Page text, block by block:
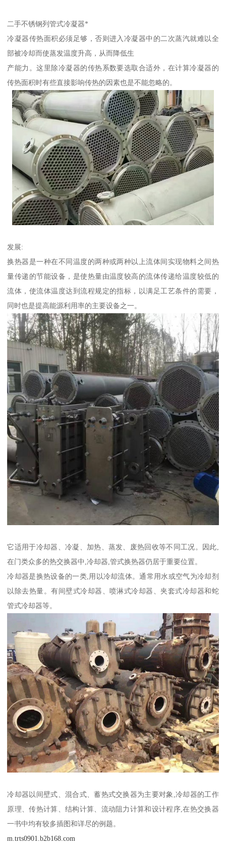
二手不锈钢列管式冷凝器*
冷凝器传热面积必须足够，否则进入冷凝器中的二次蒸汽就难以全
部被冷却而使蒸发温度升高，从而降低生
产能力。这里除冷凝器的传热系数要选取合适外，在计算冷凝器的
传热面积时有些直接影响传热的因素也是不能忽略的。
发展:
换热器是一种在不同温度的两种或两种以上流体间实现物料之间热
量传递的节能设备，是使热量由温度较高的流体传递给温度较低的
流体，使流体温度达到流程规定的指标，以满足工艺条件的需要，
同时也是提高能源利用率的主要设备之一。
它适用于冷却器、冷凝、加热、蒸发、废热回收等不同工况。因此,
在门类众多的热交换器中,冷却器,管式换热器仍居于重要位置。
冷却器是换热设备的一类,用以冷却流体。通常用水或空气为冷却剂
以除去热量。有间壁式冷却器、喷淋式冷却器、夹套式冷却器和蛇
管式冷却器等。
冷却器以间壁式、混合式、蓄热式交换器为主要对象,冷却器的工作
原理、传热计算、结构计算、流动阻力计算和设计程序,在热交换器
一书中均有较多插图和详尽的例题。
m.trts0901.b2b168.com